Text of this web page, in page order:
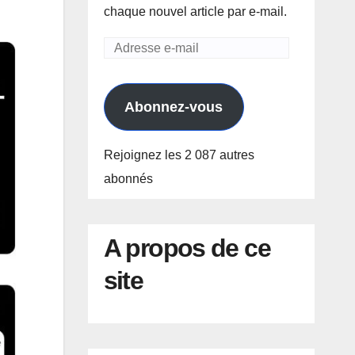
chaque nouvel article par e-mail.
Adresse
mail
Abonnez-vous
Rejoignez les 2 087 autres
abonnés
A propos de ce
site